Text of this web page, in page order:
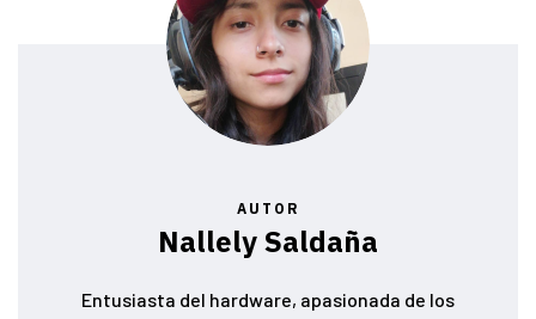
AUTOR
Nallely Saldaña
Entusiasta del hardware, apasionada de los